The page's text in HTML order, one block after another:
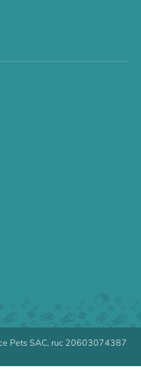
🐾
Pets SAC, ruc 20603074387